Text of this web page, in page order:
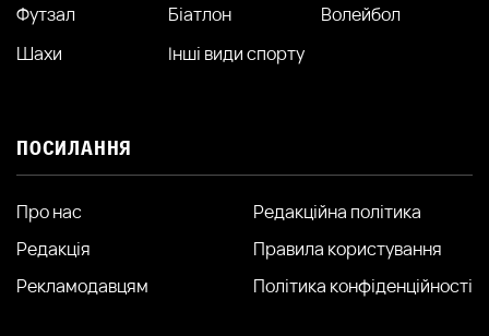
Футзал
Біатлон
Волейбол
Шахи
Інші види спорту
ПОСИЛАННЯ
Про нас
Редакція
Рекламодавцям
Редакційна політика
Правила користування
Політика конфіденційності